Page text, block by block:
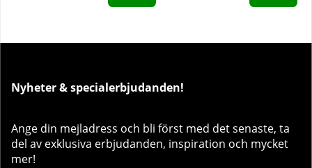
Nyheter & specialerbjudanden!
Ange din mejladress och bli först med det senaste, ta
del av exklusiva erbjudanden, inspiration och mycket
mer!